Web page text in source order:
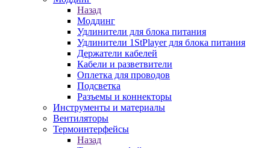
Назад
Моддинг
Удлинители для блока питания
Удлинители 1StPlayer для блока питания
Держатели кабелей
Кабели и разветвители
Оплетка для проводов
Подсветка
Разъемы и коннекторы
Инструменты и материалы
Вентиляторы
Термоинтерфейсы
Назад